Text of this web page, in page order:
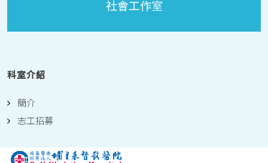
社會工作室
科室介紹
簡介
志工招募